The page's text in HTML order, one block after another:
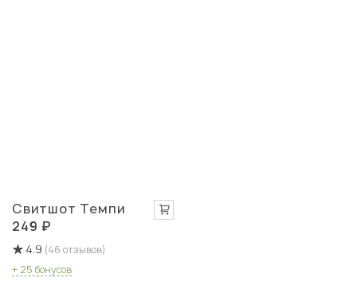
Свитшот Темпи
249 ₽
4.9 (46 отзывов)
+ 25 бонусов